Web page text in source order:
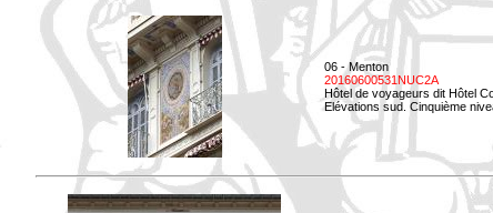
06 - Menton
20160600531NUC2A
Hôtel de voyageurs dit Hôtel
Elévations sud. Cinquième